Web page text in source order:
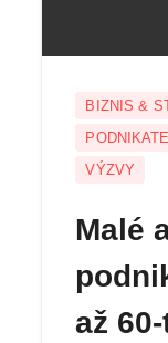
BIZNIS &
VÝZVY
Malé
až